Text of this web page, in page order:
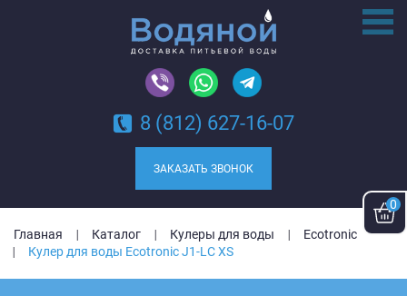
0
8 (812) 627-16-07
ЗАКАЗАТЬ ЗВОНОК
Главная Каталог Кулеры для воды
Ecotronic
Кулер для воды Ecotronic J1-LC XS